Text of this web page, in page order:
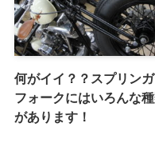
何がイイ？？スプリン
フォークにはいろんな
があります！